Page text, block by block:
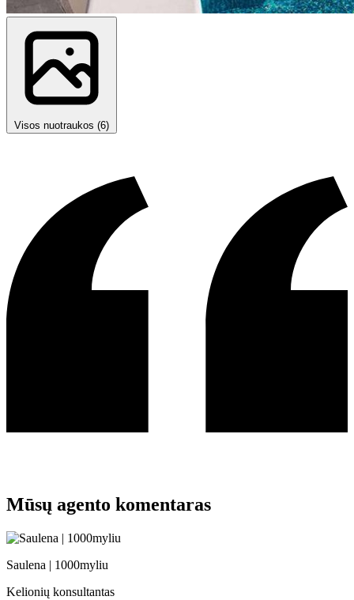
Visos nuotraukos (6)
Mūsų agento komentaras
Saulena | 1000myliu
Kelionių konsultantas